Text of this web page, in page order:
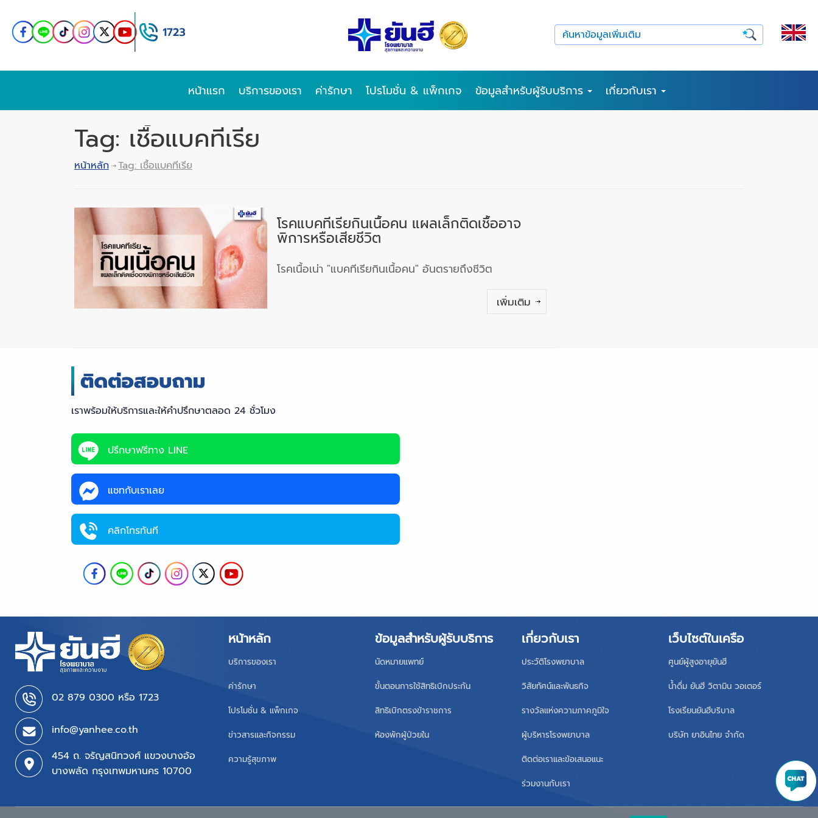
หน้าแรก บริการของเรา ค่ารักษา โปรโมชั่น & แพ็กเกจ ข้อมูลสำหรับผู้รับบริการ เกี่ยวกับเรา
Tag: เชื้อแบคทีเรีย
หน้าหลัก Tag: เชื้อแบคทีเรีย
โรคแบคทีเรียกินเนื้อคน แผลเล็กติดเชื้ออาจ
พิการหรือเสียชีวิต
โรคเนื้อเน่า "แบคทีเรียกินเนื้อคน" อันตรายถึงชีวิต
เพิ่มเติม
เราพร้อมให้บริการและให้คำปรึกษาตลอด 24 ชั่วโมง
ปรึกษาฟรีทาง LINE
แชทกับเราเลย
คลิกโทรทันที
02 879 0300 หรือ 1723
info@yanhee.co.th
454 ถ. จรัญสนิทวงศ์ แขวงบางอ้อ
บางพลัด กรุงเทพมหานคร 10700
หน้าหลัก
บริการของเรา
ค่ารักษา
โปรโมชั่น & แพ็กเกจ
ข่าวสารและกิจกรรม
ความรู้สุขภาพ
ข้อมูลสำหรับผู้รับบริการ
นัดหมายแพทย์
ขั้นตอนการใช้สิทธิเบิกประกัน
สิทธิเบิกตรงข้าราชการ
ห้องพักผู้ป่วยใน
เกี่ยวกับเรา
ประวัติโรงพยาบาล
วิสัยทัศน์และพันธกิจ
รางวัลแห่งความภาคภูมิใจ
ผู้บริหารโรงพยาบาล
ติดต่อเราและข้อเสนอแนะ
ร่วมงานกับเรา
เว็บไซต์ในเครือ
ศูนย์ผู้สูงอายุยันฮี
น้ำดื่ม ยันฮี วิตามิน วอเตอร์
โรงเรียนยันฮีบริบาล
บริษัท ยาอินไทย จำกัด